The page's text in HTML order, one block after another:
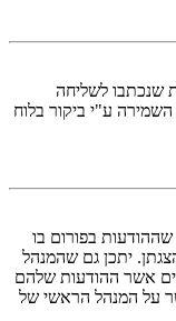
שנכתבו לשליחה
ע"י ביקור בלוח
בפורום בו
יתכן גם שהמנהל
אשר ההודעות שלהם
על המנהל הראשי של